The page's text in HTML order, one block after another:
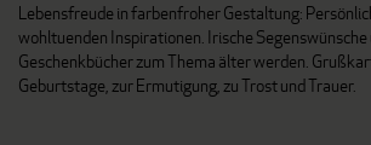
Lebensfreude in farbenfroher Gestaltung:
wohltuenden Inspirationen. Irische Segenswünsche
Geschenkbücher zum Thema älter werden.
Geburtstage, zur Ermutigung, zu Trost und Trauer.